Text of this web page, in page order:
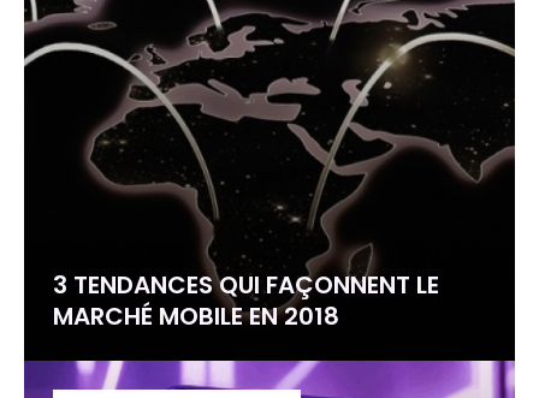
3 TENDANCES QUI FAÇONNENT LE
MARCHÉ MOBILE EN 2018